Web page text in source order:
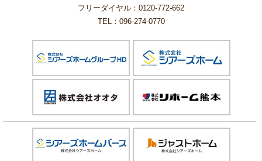
フリーダイヤル：0120-772-662
TEL：096-274-0770